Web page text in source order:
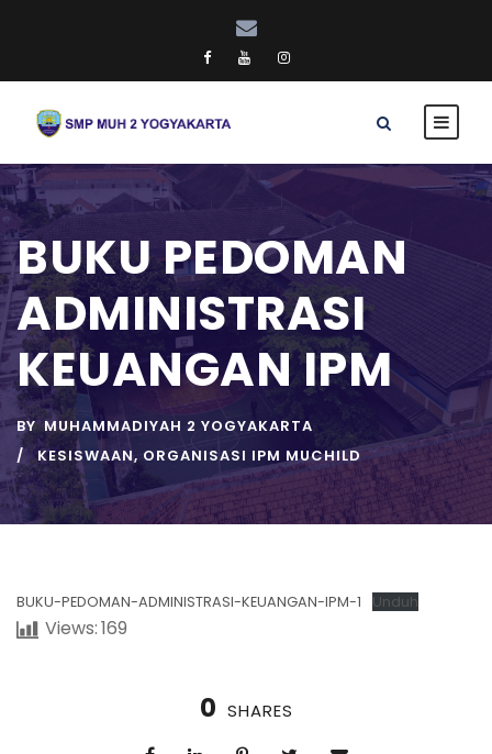
BUKU PEDOMAN
ADMINISTRASI
KEUANGAN IPM
BY MUHAMMADIYAH 2 YOGYAKARTA
KESISWAAN, ORGANISASI IPM MUCHILD
BUKU-PEDOMAN-ADMINISTRASI-KEUANGAN-IPM-1 Unduh
Views:169
0 SHARES